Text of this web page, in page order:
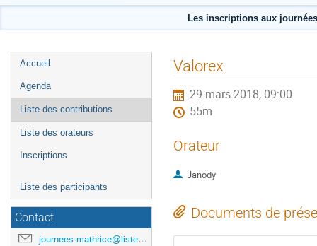
Les inscriptions aux
Menu
de
l'événement
Accueil
Agenda
Liste des contributions
Liste des orateurs
Inscriptions
Liste des participants
Contact
journees-mathrice@listes.mathrice.fr
Valorex
29 mars 2018, 09:00
55m
Orateur
Janody
Documents de